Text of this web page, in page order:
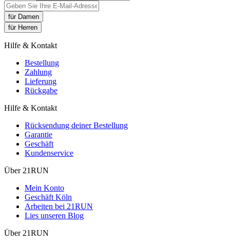
für Damen
für Herren
Hilfe & Kontakt
Bestellung
Zahlung
Lieferung
Rückgabe
Hilfe & Kontakt
Rücksendung deiner Bestellung
Garantie
Geschäft
Kundenservice
Über 21RUN
Mein Konto
Geschäft Köln
Arbeiten bei 21RUN
Lies unseren Blog
Über 21RUN